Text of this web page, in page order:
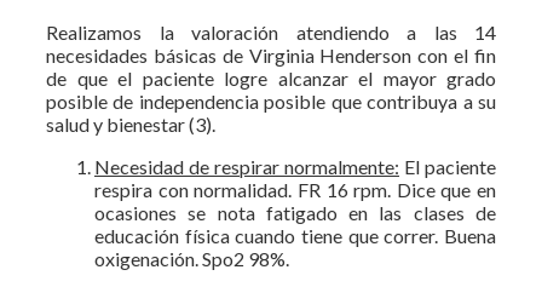
Realizamos la valoración atendiendo a las 14
necesidades básicas de Virginia Henderson con el fin
de que el paciente logre alcanzar el mayor grado
posible de independencia posible que contribuya a su
salud y bienestar (3).
Necesidad de respirar normalmente: El paciente
respira con normalidad. FR 16 rpm. Dice que en
ocasiones se nota fatigado en las clases de
educación física cuando tiene que correr. Buena
oxigenación. Spo2 98%.